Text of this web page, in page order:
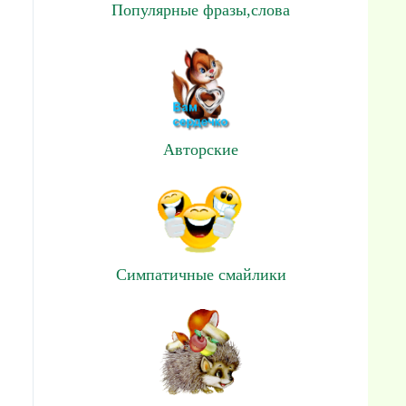
Популярные фразы,слова
Авторские
Симпатичные смайлики